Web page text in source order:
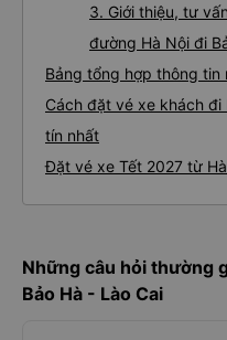
3. Giới thiệu, tư
đường Hà Nội đi
Bảng tổng hợp thông tin
Cách đặt vé xe khách đi
tín nhất
Đặt vé xe Tết 2027 từ
Những câu hỏi thường
Bảo Hà - Lào Cai